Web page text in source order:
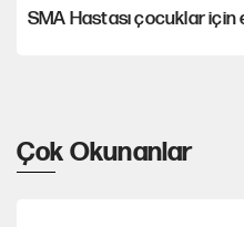
SMA Hastası çocuklar için
Çok Okunanlar